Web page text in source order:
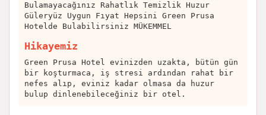
Bulamayacağınız Rahatlık Temizlik Huzur
Güleryüz Uygun Fıyat Hepsini Green Prusa
Hotelde Bulabilirsiniz MÜKEMMEL
Hikayemiz
Green Prusa Hotel evinizden uzakta, bütün gün
bir koşturmaca, iş stresi ardından rahat bir
nefes alıp, eviniz kadar olmasa da huzur
bulup dinlenebileceğiniz bir otel.